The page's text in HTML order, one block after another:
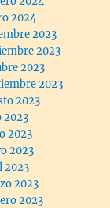
2024
2023
2023
2023
2023
2023
2023
2023
2023
2023
2023
2023